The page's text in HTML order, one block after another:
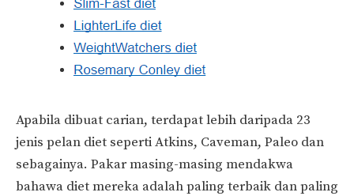
Apabila dibuat carian, terdapat lebih daripada 23
jenis pelan diet seperti Atkins, Caveman, Paleo dan
sebagainya. Pakar masing-masing mendakwa
bahawa diet mereka adalah paling terbaik dan paling